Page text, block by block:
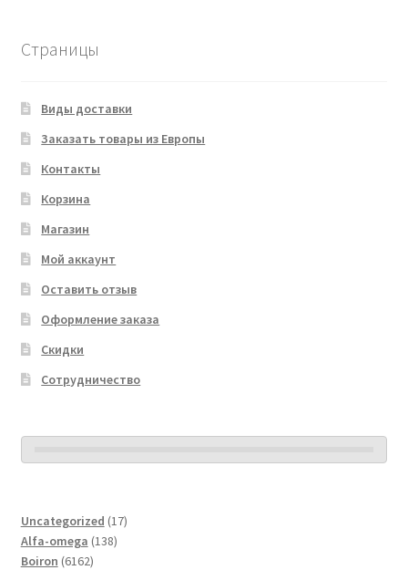
Страницы
Виды доставки
Заказать товары из Европы
Контакты
Корзина
Магазин
Мой аккаунт
Оставить отзыв
Оформление заказа
Скидки
Сотрудничество
Uncategorized 1717
Alfa-omega 138138
Boiron 61626162